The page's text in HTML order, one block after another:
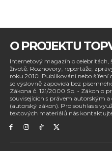
O PROJEKTU
Internetový magazín o celebritách,
životě. Rozhovory, reportáže,
roku 2010. Publikování nebo
se výslovně zapovídá bez
Zákona č. 121/2000 Sb. - Zákon o
souvisejících s právem autorským
(autorský zákon). Pro souhlas s
textových materiálů nás